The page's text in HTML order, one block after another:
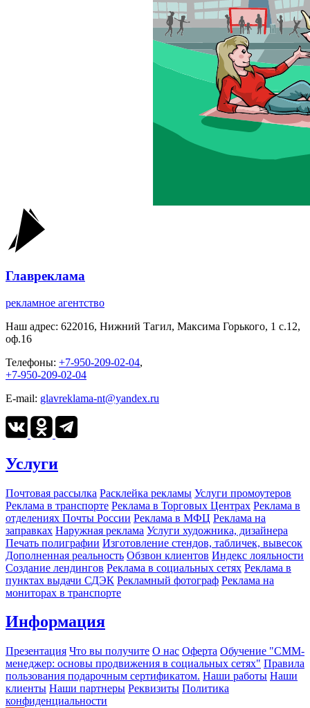
Главреклама
рекламное агентство
Наш адрес: 622016, Нижний Тагил, Максима Горького, 1 c.12,
оф.16
Телефоны: +7-950-209-02-04,
+7-950-209-02-04
E-mail: glavreklama-nt@yandex.ru
Услуги
Почтовая рассылка Расклейка рекламы Услуги промоутеров
Реклама в транспорте Реклама в Торговых Центрах Реклама в
отделениях Почты России Реклама в МФЦ Реклама на
заправках Наружная реклама Услуги художника, дизайнера
Печать полиграфии Изготовление стендов, табличек, вывесок
Дополненная реальность Обзвон клиентов Индекс лояльности
Создание лендингов Реклама в социальных сетях Реклама в
пунктах выдачи СДЭК Рекламный фотограф Реклама на
мониторах в транспорте
Информация
Презентация Что вы получите О нас Оферта Обучение "СМM-
менеджер: основы продвижения в социальных сетях" Правила
пользования подарочным сертификатом. Наши работы Наши
клиенты Наши партнеры Реквизиты Политика
конфиденциальности